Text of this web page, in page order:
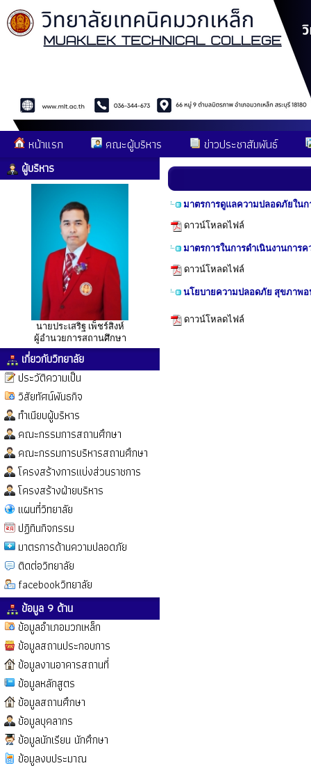
หน้าแรก คณะผู้บริหาร ข่าวประชาสัมพันธ์
ผู้บริหาร
นายประเสริฐ เพ็ชร์สิงห์
ผู้อำนวยการสถานศึกษา
เกี่ยวกับวิทยาลัย
ประวัติความเป็น
วิสัยทัศน์พันธกิจ
ทำเนียบผู้บริหาร
คณะกรรมการสถานศึกษา
คณะกรรมการบริหารสถานศึกษา
โครงสร้างการแบ่งส่วนราชการ
โครงสร้างฝ่ายบริหาร
แผนที่วิทยาลัย
ปฏิทินกิจกรรม
มาตรการด้านความปลอดภัย
ติดต่อวิทยาลัย
facebookวิทยาลัย
ข้อมูล 9 ด้าน
ข้อมูลอำเภอมวกเหล็ก
ข้อมูลสถานประกอบการ
ข้อมูลงานอาคารสถานที่
ข้อมูลหลักสูตร
ข้อมูลสถานศึกษา
ข้อมูลบุคลากร
ข้อมูลนักเรียน นักศึกษา
ข้อมูลงบประมาณ
มาตรการดูแลความปลอดภัยในก
ดาวน์โหลดไฟล์
มาตรการในการดำเนินงานการ
ดาวน์โหลดไฟล์
นโยบายความปลอดภัย สุขภาพ
ดาวน์โหลดไฟล์